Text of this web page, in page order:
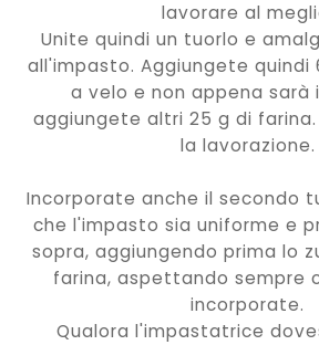
lavorare al
Unite quindi un tuorlo e
all'impasto. Aggiungete quindi
a velo e non appena sarà
aggiungete altri 25 g di
la lavorazione.
Incorporate anche il secondo
che l'impasto sia uniforme e
sopra, aggiungendo prima lo
farina, aspettando sempre
incorporate.
Qualora l'impastatrice